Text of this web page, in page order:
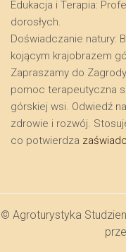
​Edukacja i Terapia:
dorosłych.
​Doświadczanie natury:
kojącym krajobrazem
​Zapraszamy do
pomoc terapeutyczna
górskiej wsi. Odwiedź
zdrowie i rozwój.
co potwierdza
© Agroturystyka